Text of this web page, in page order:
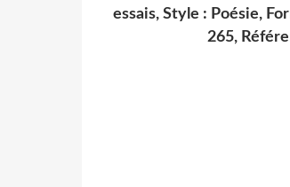
essais, Style : Poésie,
265,